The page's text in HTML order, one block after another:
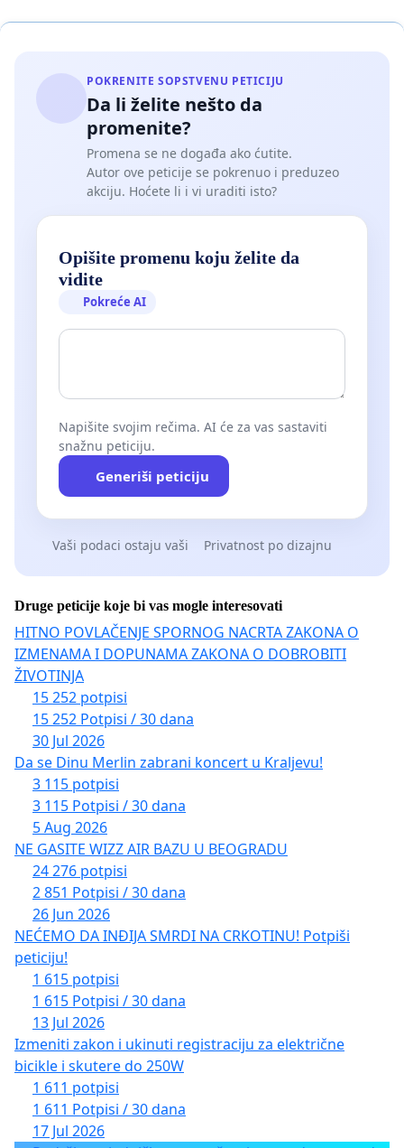
POKRENITE SOPSTVENU PETICIJU
Da li želite nešto da
promenite?
Promena se ne događa ako ćutite.
Autor ove peticije se pokrenuo i preduzeo
akciju. Hoćete li i vi uraditi isto?
Opišite promenu koju želite da
vidite
Pokreće AI
Napišite svojim rečima. AI će za vas sastaviti
snažnu peticiju.
Generiši peticiju
Vaši podaci ostaju vaši Privatnost po dizajnu
Druge peticije koje bi vas mogle interesovati
HITNO POVLAČENJE SPORNOG NACRTA ZAKONA O
IZMENAMA I DOPUNAMA ZAKONA O DOBROBITI
ŽIVOTINJA
15 252 potpisi
15 252 Potpisi / 30 dana
30 Jul 2026
Da se Dinu Merlin zabrani koncert u Kraljevu!
3 115 potpisi
3 115 Potpisi / 30 dana
5 Aug 2026
NE GASITE WIZZ AIR BAZU U BEOGRADU
24 276 potpisi
2 851 Potpisi / 30 dana
26 Jun 2026
NEĆEMO DA INĐIJA SMRDI NA CRKOTINU! Potpiši
peticiju!
1 615 potpisi
1 615 Potpisi / 30 dana
13 Jul 2026
Izmeniti zakon i ukinuti registraciju za električne
bicikle i skutere do 250W
1 611 potpisi
1 611 Potpisi / 30 dana
17 Jul 2026